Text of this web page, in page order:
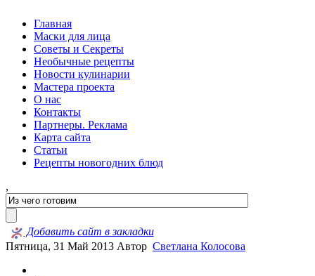
Главная
Маски для лица
Советы и Секреты
Необычные рецепты
Новости кулинарии
Мастера проекта
О нас
Контакты
Партнеры. Реклама
Карта сайта
Статьи
Рецепты новогодних блюд
,
Добавить сайт в закладки
Пятница, 31 Май 2013 Автор Светлана Колосова